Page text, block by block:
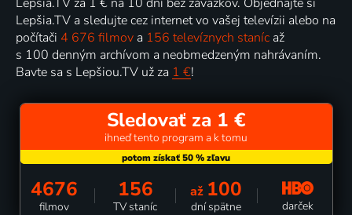
Lepšia.TV a sledujte cez internet vo vašej televízii alebo na
počítači 4 676 filmov a 156 televíznych staníc až
s 100 denným archívom a neobmedzeným nahrávaním.
Bavte sa s Lepšiou.TV už za 1 €!
Sledovať za 1 €
ihneď tento program a k tomu
4676
filmov
156
TV staníc
až 100
dní spätne darček